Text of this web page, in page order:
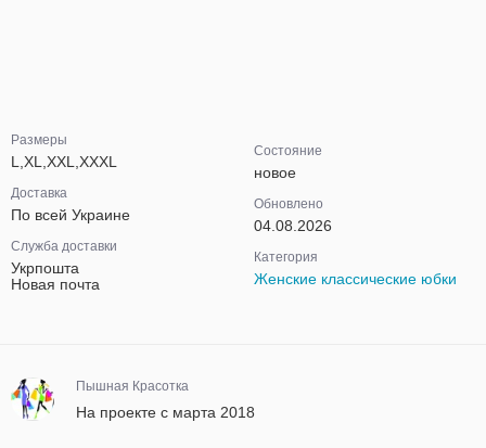
Размеры
L,XL,XXL,XXXL
Доставка
По всей Украине
Служба доставки
Укрпошта
Новая почта
Состояние
новое
Обновлено
04.08.2026
Категория
Женские классические юбки
Пышная Красотка
На проекте с марта 2018